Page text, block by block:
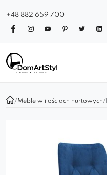
+48 882 659 700
/Meble w ilościach hurtowych/